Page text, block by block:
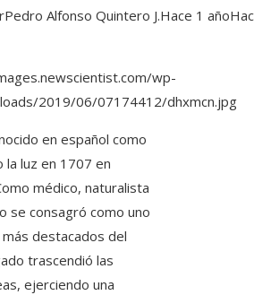
Pedro Alfonso Quintero J.Hace 1 año
en español como
la luz en 1707 en
médico, naturalista
se consagró como uno
destacados del
trascendió las
ejerciendo una